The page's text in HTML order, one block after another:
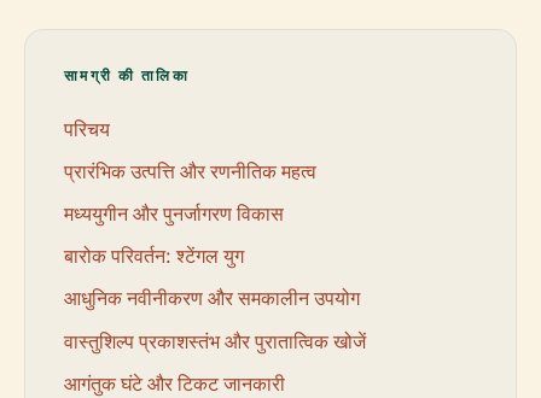
सामग्री की तालिका
परिचय
प्रारंभिक उत्पत्ति और रणनीतिक महत्व
मध्ययुगीन और पुनर्जागरण विकास
बारोक परिवर्तन: श्टेंगल युग
आधुनिक नवीनीकरण और समकालीन उपयोग
वास्तुशिल्प प्रकाशस्तंभ और पुरातात्विक खोजें
आगंतुक घंटे और टिकट जानकारी